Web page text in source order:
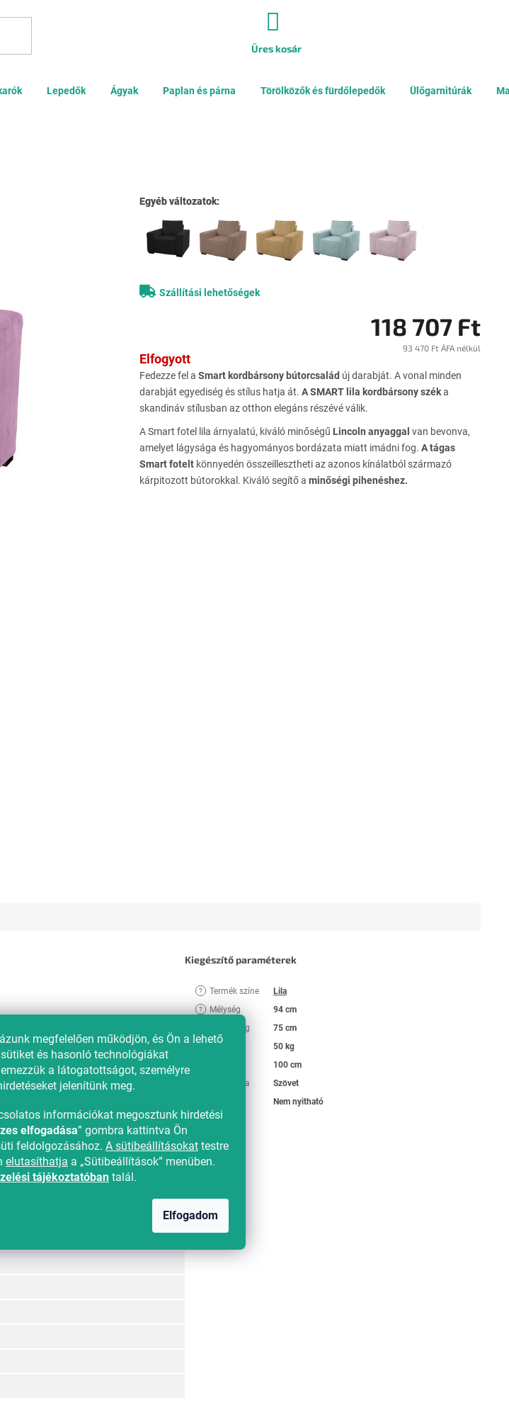
megfelelően működjön, és Ön a lehető
és hasonló technológiákat
a látogatottságot, személyre
jelenítünk meg.
információkat megosztunk hirdetési
elfogadása” gombra kattintva Ön
feldolgozásához. A sütibeállításokat testre
elutasíthatja a „Sütibeállítások” menüben.
tájékoztatóban talál.
Elfogadom
Üres kosár
Lepedők Ágyak Paplan és párna Törölközők és fürdőlepedők Ülőgarnitúrák
118 707 Ft
93 470 Ft ÁFA nélkül
Elfogyott
Egyéb változatok:
Egyéb változatok:
Szállítási lehetőségek
Fedezze fel aSmart kordbársony bútorcsalád új darabját. A vonal minden
darabját egyediség és stílus hatja át.A SMART lila kordbársony széka
skandináv stílusban az otthon elegáns részévé válik.
A Smart fotel lila árnyalatú, kiváló minőségű Lincoln anyaggal van bevonva,
amelyet lágysága és hagyományos bordázata miatt imádni fog.A tágas
Smart fotelt könnyedén összeillesztheti az azonos kínálatból származó
kárpitozott bútorokkal. Kiváló segítő aminőségi pihenéshez.
lemez és farostlemez.
Kiegészítő paraméterek
? Termék színe Lila
? Mélység 94 cm
Magasság
75 cm
Súly
50 kg
100 cm
Huzat anyaga
Szövet
Nem nyitható